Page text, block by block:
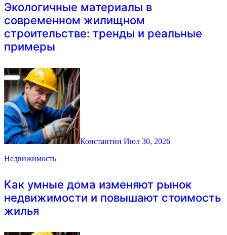
Экологичные материалы в
современном жилищном
строительстве: тренды и реальные
примеры
Константин Июл 30, 2026
Недвижимость
Как умные дома изменяют рынок
недвижимости и повышают стоимость
жилья